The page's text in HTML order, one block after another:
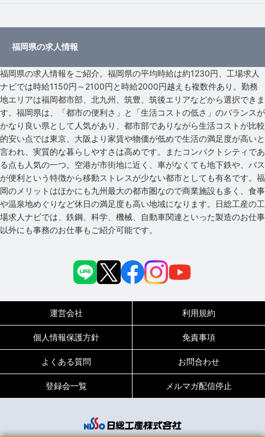
福岡県の求人情報
福岡県の求人情報をご紹介。福岡県の平均時給は約1230円、工場求人
ナビでは時給1150円～2100円と時給2000円越えも複数件あり。勤務
地エリアは福岡都市部、北九州、筑豊、筑後エリアなどから選択できま
す。福岡県は、「都市の便利さ」と「生活コストの低さ」のバランスが
かなり良い県として人気があり、都市部でありながら生活コストが比較
的安い点では東京、大阪より家賃や物価が低めで生活の満足度が高いと
言われ、実質的な暮らしやすさは高めです。またコンパクトシティであ
る点も人気の一つ。空港が市街地に近く、車がなくても地下鉄や、バス
が便利という特徴から移動ストレスが少ない都市としても有名です。福
岡のメリットはほかにも九州最大の都市圏なので商業施設も多く、食事
や温泉地めぐりなど休日の満足度も高い地域になります。日総工産の工
場求人ナビでは、鉄鋼、科学、機械、自動車関連といった製造のお仕事
以外にも事務のお仕事もご紹介可能です。
運営会社 利用規約
個人情報保護方針 免責事項
よくある質問 お問合わせ
登録会一覧 メルマガ配信停止